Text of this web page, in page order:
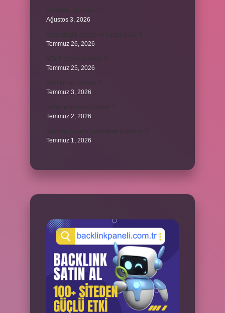
Ağustos 3, 2026
Temmuz 26, 2026
Temmuz 25, 2026
Temmuz 3, 2026
Temmuz 2, 2026
Temmuz 1, 2026